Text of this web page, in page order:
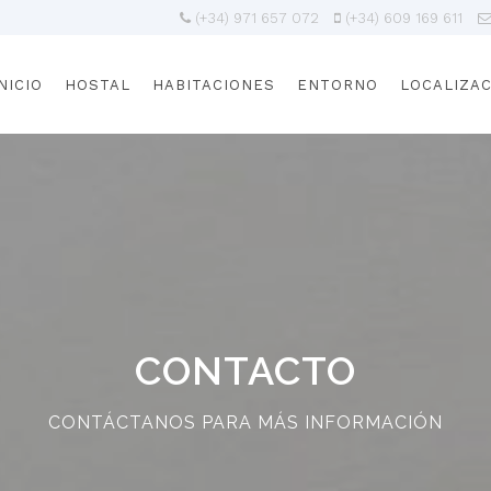
(+34) 971 657 072 (+34) 609 169 611
HOSTAL HABITACIONES ENTORNO
CONTACTO
CONTÁCTANOS PARA MÁS INFORMACIÓN